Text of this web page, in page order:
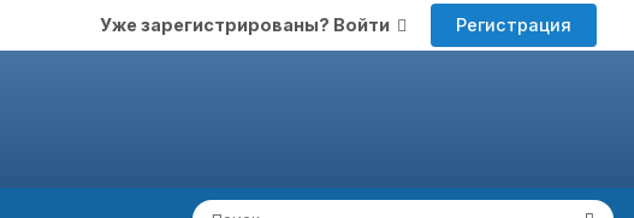
Уже зарегистрированы? Войти Регистрация